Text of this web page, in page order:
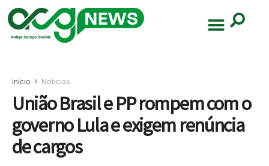
Início Noticias
União Brasil e PP rompem com o
governo Lula e exigem renúncia
de cargos